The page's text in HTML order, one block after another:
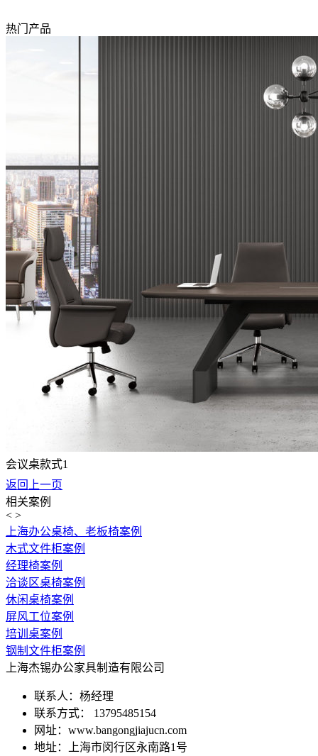
热门产品
会议桌款式1
返回上一页
相关案例
< >
上海办公桌椅、老板椅案例
木式文件柜案例
经理椅案例
洽谈区桌椅案例
休闲桌椅案例
屏风工位案例
培训桌案例
钢制文件柜案例
上海杰锡办公家具制造有限公司
联系人：杨经理
联系方式： 13795485154
网址：www.bangongjiajucn.com
地址：上海市闵行区永南路1号